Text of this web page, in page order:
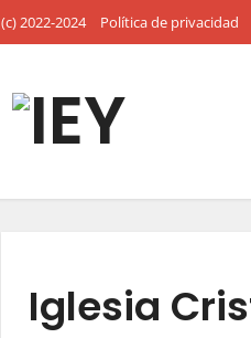
(c) 2022-2024 Política de privacidad
Iglesia